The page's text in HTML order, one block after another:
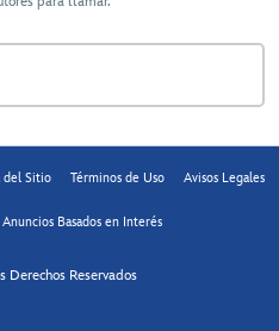
del Sitio Términos de Uso Avisos Legales
Anuncios Basados en Interés
Derechos Reservados